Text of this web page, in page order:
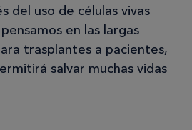
del uso de células vivas
en las largas
trasplantes a pacientes,
salvar muchas vidas